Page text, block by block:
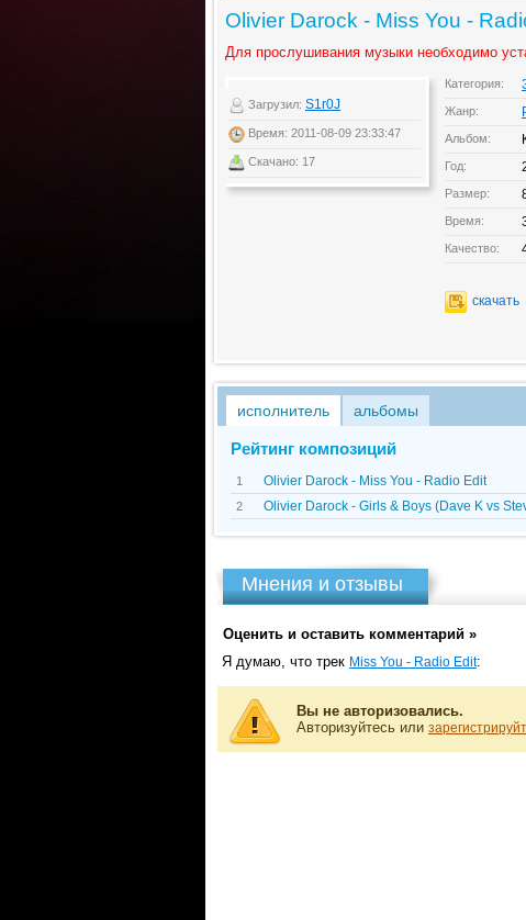
Olivier Darock - Miss You -
Для прослушивания музыки необходимо
Загрузил: S1r0J
Время: 2011-08-09 23:33:47
Скачано: 17
Категория:
Жанр:
Альбом:
Год:
Размер:
Время:
Качество:
скачать
исполнитель альбомы
Рейтинг композиций
1 Olivier Darock - Miss You - Radio Edit
2
Olivier Darock - Girls & Boys (Dave K vs
Мнения и отзывы
Оценить и оставить комментарий »
Я думаю, что трек Miss You - Radio Edit:
Вы не авторизовались.
Авторизуйтесь или